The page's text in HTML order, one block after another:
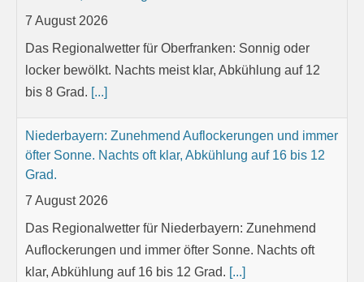
7 August 2026
Das Regionalwetter für Oberfranken: Sonnig oder
locker bewölkt. Nachts meist klar, Abkühlung auf 12
bis 8 Grad. [...]
Niederbayern: Zunehmend Auflockerungen und immer
öfter Sonne. Nachts oft klar, Abkühlung auf 16 bis 12
Grad.
7 August 2026
Das Regionalwetter für Niederbayern: Zunehmend
Auflockerungen und immer öfter Sonne. Nachts oft
klar, Abkühlung auf 16 bis 12 Grad. [...]